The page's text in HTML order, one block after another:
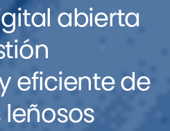
abierta
eficiente de